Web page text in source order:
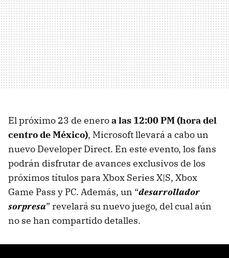
El próximo 23 de eneroa las 12:00 PM (hora del
centro de México), Microsoft llevará a cabo un
nuevo Developer Direct. En este evento, los fans
podrán disfrutar de avances exclusivos de los
próximos títulos para Xbox Series X|S, Xbox
Game Pass y PC. Además, un “desarrollador
sorpresa” revelará su nuevo juego, del cual aún
no se han compartido detalles.